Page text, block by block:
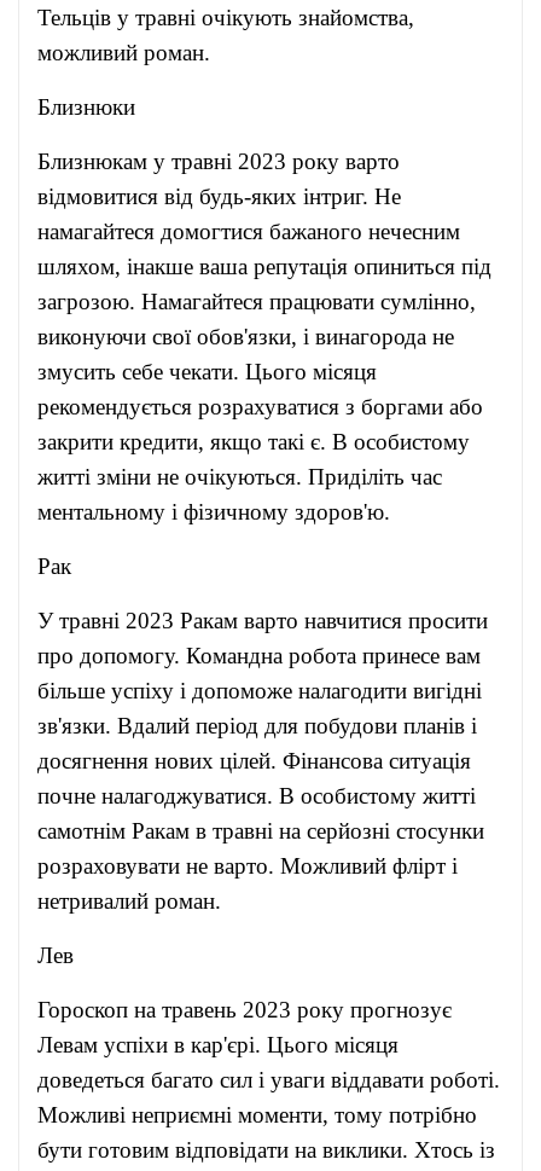
Тельців у травні очікують знайомства,
можливий роман.
Близнюки
Близнюкам у травні 2023 року варто
відмовитися від будь-яких інтриг. Не
намагайтеся домогтися бажаного нечесним
шляхом, інакше ваша репутація опиниться під
загрозою. Намагайтеся працювати сумлінно,
виконуючи свої обов'язки, і винагорода не
змусить себе чекати. Цього місяця
рекомендується розрахуватися з боргами або
закрити кредити, якщо такі є. В особистому
житті зміни не очікуються. Приділіть час
ментальному і фізичному здоров'ю.
Рак
У травні 2023 Ракам варто навчитися просити
про допомогу. Командна робота принесе вам
більше успіху і допоможе налагодити вигідні
зв'язки. Вдалий період для побудови планів і
досягнення нових цілей. Фінансова ситуація
почне налагоджуватися. В особистому житті
самотнім Ракам в травні на серйозні стосунки
розраховувати не варто. Можливий флірт і
нетривалий роман.
Лев
Гороскоп на травень 2023 року прогнозує
Левам успіхи в кар'єрі. Цього місяця
доведеться багато сил і уваги віддавати роботі.
Можливі неприємні моменти, тому потрібно
бути готовим відповідати на виклики. Хтось із